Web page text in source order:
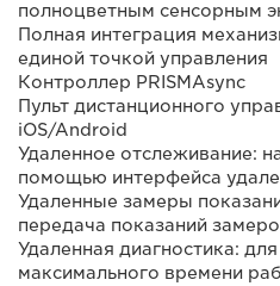
полноцветным сенсорным
Полная интеграция
единой точкой управления
Контроллер PRISMAsync
Пульт дистанционного
iOS/Android
Удаленное отслеживание:
помощью интерфейса
Удаленные замеры
передача показаний
Удаленная диагностика:
максимального времени